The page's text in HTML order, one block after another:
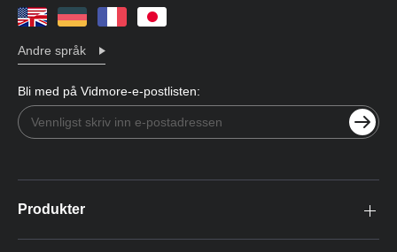
Andre språk
Bli med på Vidmore-e-postlisten:
Produkter